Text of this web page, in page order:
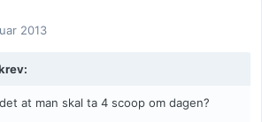
2013
at man skal ta 4 scoop om dagen?